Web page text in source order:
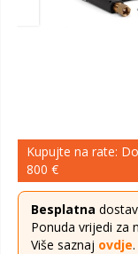
Kupujte na rate: Do
800 €
Besplatna
Ponuda vrijedi za
Više saznaj ovdje.